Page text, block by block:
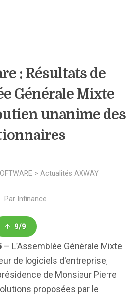
: Résultats de
Générale Mixte
unanime des
> Actualités AXWAY
Par Infinance
9/9
– L’Assemblée Générale Mixte
de logiciels d'entreprise,
de Monsieur Pierre
proposées par le